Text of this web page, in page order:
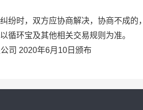
纷时，双方应协商解决，协商不成
循环宝及其他相关交易规则为准。
司 2020年6月10日颁布